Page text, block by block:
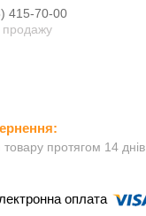
415-70-00
продажу
протягом 14 днів